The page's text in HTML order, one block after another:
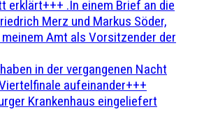
erklärt+++ .In einem Brief an die
Merz und Markus Söder,
Amt als Vorsitzender der
in der vergangenen Nacht
aufeinander+++
Krankenhaus eingeliefert